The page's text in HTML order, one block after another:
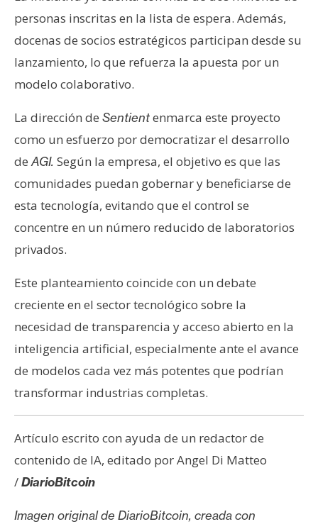
personas inscritas en la lista de espera. Además,
docenas de socios estratégicos participan desde su
lanzamiento, lo que refuerza la apuesta por un
modelo colaborativo.
La dirección de Sentientenmarca este proyecto
como un esfuerzo por democratizar el desarrollo
deAGI. Según la empresa, el objetivo es que las
comunidades puedan gobernar y beneficiarse de
esta tecnología, evitando que el control se
concentre en un número reducido de laboratorios
privados.
Este planteamiento coincide con un debate
creciente en el sector tecnológico sobre la
necesidad de transparencia y acceso abierto en la
inteligencia artificial, especialmente ante el avance
de modelos cada vez más potentes que podrían
transformar industrias completas.
Artículo escrito con ayuda de un redactor de
contenido de IA, editado por Angel Di Matteo
/DiarioBitcoin
Imagen original de DiarioBitcoin, creada con